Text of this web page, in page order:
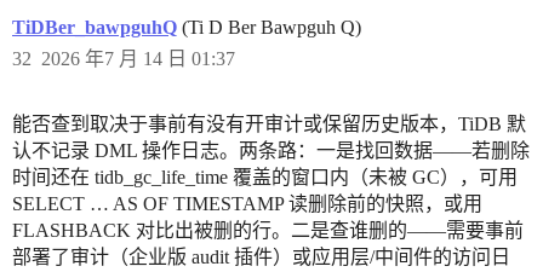
TiDBer_bawpguhQ (Ti D Ber Bawpguh Q)
2026 年7 月 14 日 01:37
32
能否查到取决于事前有没有开审计或保留历史版本，TiDB 默
认不记录 DML 操作日志。两条路：一是找回数据——若删除
时间还在 tidb_gc_life_time 覆盖的窗口内（未被 GC），可用
SELECT … AS OF TIMESTAMP 读删除前的快照，或用
FLASHBACK 对比出被删的行。二是查谁删的——需要事前
部署了审计（企业版 audit 插件）或应用层/中间件的访问日